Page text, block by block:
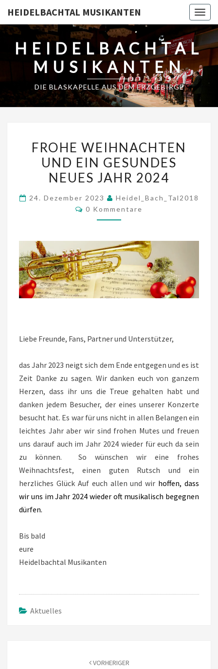
HEIDELBACHTAL MUSIKANTEN
HEIDELBACHTAL
MUSIKANTEN
DIE BLASKAPELLE AUS DEM ERZGEBIRGE
WEIHNACHTEN
UND
EIN
NEUES
FROHE WEIHNACHTEN
UND EIN GESUNDES
NEUES JAHR 2024
24. Dezember 2023
Heidel_Bach_Tal2018
Kommentare
0 Kommentare
Liebe Freunde, Fans, Partner und Unterstützer,
das Jahr 2023 neigt sich dem Ende entgegen und es ist
Zeit Danke zu sagen. Wir danken euch von ganzem
Herzen, dass ihr uns die Treue gehalten habt und
danken jedem Besucher, der eines unserer Konzerte
besucht hat. Es war für uns nicht in allen Belangen ein
leichtes Jahr aber wir sind frohen Mutes und freuen
uns darauf auch im Jahr 2024 wieder für euch da sein
zu können. So wünschen wir eine frohes
Weihnachtsfest, einen guten Rutsch und ein
herzliches Glück Auf euch allen und wir hoffen, dass
wir uns im Jahr 2024 wieder oft musikalisch begegnen
dürfen.
Bis bald
eure
Heidelbachtal Musikanten
Aktuelles
VORHERIGER